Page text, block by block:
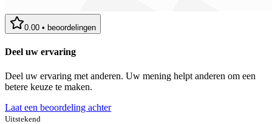
0.00 • beoordelingen
Deel uw ervaring
Deel uw ervaring met anderen. Uw mening helpt anderen om een
betere keuze te maken.
Laat een beoordeling achter
Uitstekend